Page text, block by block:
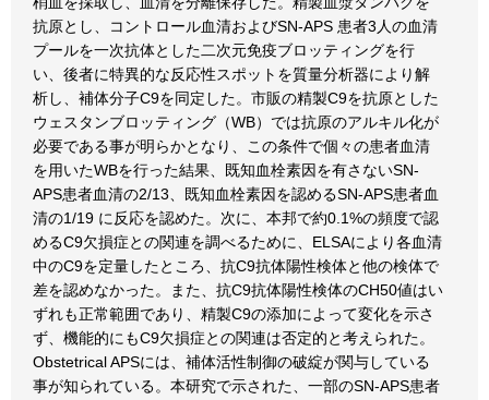
抗原とし、コントロール血清およびSN-APS 患者3人の血清
プールを一次抗体とした二次元免疫ブロッティングを行
い、後者に特異的な反応性スポットを質量分析器により解
析し、補体分子C9を同定した。市販の精製C9を抗原とした
ウェスタンブロッティング（WB）では抗原のアルキル化が
必要である事が明らかとなり、この条件で個々の患者血清
を用いたWBを行った結果、既知血栓素因を有さないSN-
APS患者血清の2/13、既知血栓素因を認めるSN-APS患者血
清の1/19 に反応を認めた。次に、本邦で約0.1%の頻度で認
めるC9欠損症との関連を調べるために、ELSAにより各血清
中のC9を定量したところ、抗C9抗体陽性検体と他の検体で
差を認めなかった。また、抗C9抗体陽性検体のCH50値はい
ずれも正常範囲であり、精製C9の添加によって変化を示さ
ず、機能的にもC9欠損症との関連は否定的と考えられた。
Obstetrical APSには、補体活性制御の破綻が関与している
事が知られている。本研究で示された、一部のSN-APS患者